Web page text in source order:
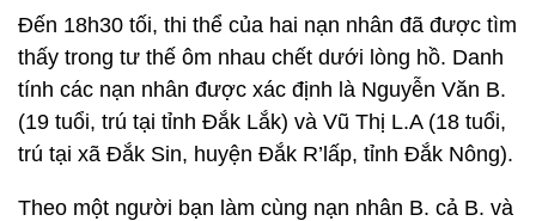
Đến 18h30 tối, thi thể của hai nạn nhân đã được tìm
thấy trong tư thế ôm nhau chết dưới lòng hồ. Danh
tính các nạn nhân được xác định là Nguyễn Văn B.
(19 tuổi, trú tại tỉnh Đắk Lắk) và Vũ Thị L.A (18 tuổi,
trú tại xã Đắk Sin, huyện Đắk R’lấp, tỉnh Đắk Nông).
Theo một người bạn làm cùng nạn nhân B. cả B. và